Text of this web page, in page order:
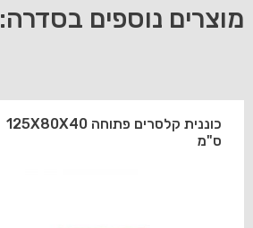
מוצרים נוספים בסדרה:
כוננית קלסרים פתוחה 125X80X40
ס"מ